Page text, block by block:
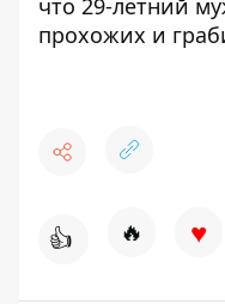
что 29-летний
прохожих и
👍 🔥 ♥